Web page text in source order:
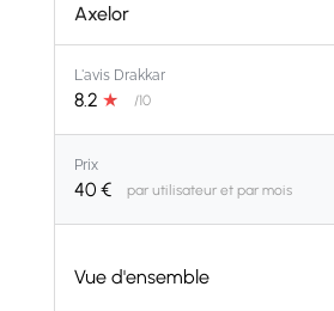
Axelor
L'avis Drakkar
8.2 ★ /10
Prix
40 € par utilisateur et par mois
Vue d'ensemble